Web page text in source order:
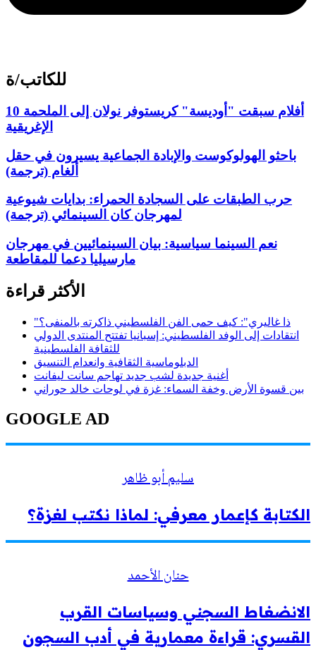
للكاتب/ة
10 أفلام سبقت "أوديسة" كريستوفر نولان إلى الملحمة
الإغريقية
باحثو الهولوكوست والإبادة الجماعية يسيرون في حقل
ألغام (ترجمة)
حرب الطبقات على السجادة الحمراء: بدايات شيوعية
لمهرجان كان السينمائي (ترجمة)
نعم السينما سياسية: بيان السينمائيين في مهرجان
مارسيليا دعما للمقاطعة
الأكثر قراءة
"ذا غاليري": كيف حمى الفن الفلسطيني ذاكرته بالمنفى؟
انتقادات إلى الوفد الفلسطيني: إسبانيا تفتتح المنتدى الدولي
للثقافة الفلسطينية
الدبلوماسية الثقافية وانعدام التنسيق
أغنية جديدة لشب جديد تهاجم سانت ليفانت
بين قسوة الأرض وخفة السماء: غزة في لوحات خالد حوراني
GOOGLE AD
سليم أبو ظاهر
الكتابة كإعمار معرفي: لماذا نكتب لغزة؟
حنان الأحمد
الانضغاط السجني وسياسات القرب
القسري: قراءة معمارية في أدب السجون